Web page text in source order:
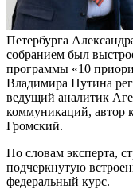
Петербурга
собранием был
программы «10
Владимира Путина
ведущий аналитик
коммуникаций, автор
Громский.
По словам эксперта,
подчеркнутую
федеральный курс.